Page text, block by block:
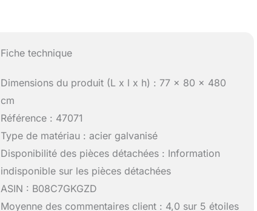
Fiche technique
Dimensions du produit (L x l x h) : 77 x 80 x 480
cm
Référence : 47071
Type de matériau : acier galvanisé
Disponibilité des pièces détachées : Information
indisponible sur les pièces détachées
ASIN : B08C7GKGZD
Moyenne des commentaires client : 4,0 sur 5 étoiles